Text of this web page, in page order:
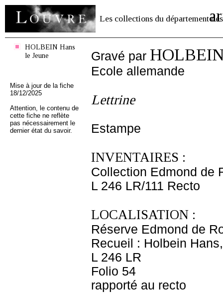
Les collections du département des
HOLBEIN Hans
le Jeune
Mise à jour de la fiche
18/12/2025
Attention, le contenu de
cette fiche ne reflète
pas nécessairement le
dernier état du savoir.
Gravé par
Ecole allemande
Lettrine
Estampe
INVENTAIRES :
Collection Edmond de
L 246 LR/111 Recto
LOCALISATION :
Réserve Edmond de
Recueil : Holbein
L 246 LR
Folio 54
rapporté au recto